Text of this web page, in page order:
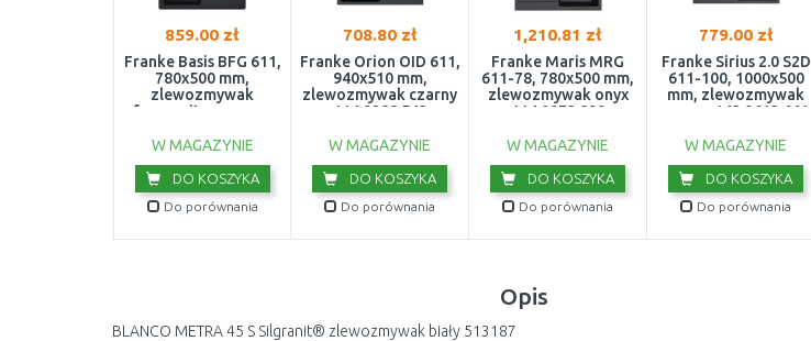
859.00 zł
Franke Basis BFG 611,
780x500 mm,
zlewozmywak
fragranitowy, onyx
W MAGAZYNIE
DO KOSZYKA
Do porównania
708.80 zł
Franke Orion OID 611,
940x510 mm,
zlewozmywak czarny
114.0288.543
W MAGAZYNIE
DO KOSZYKA
Do porównania
1,210.81 zł
Franke Maris MRG
611-78, 780x500 mm,
zlewozmywak onyx
114.0072.890
W MAGAZYNIE
DO KOSZYKA
Do porównania
779.00 zł
Franke Sirius 2.0 S2D
611-100, 1000x500
mm, zlewozmywak
czarny 143.0613.661
W MAGAZYNIE
DO KOSZYKA
Do porównania
Opis
BLANCO METRA 45 S Silgranit® zlewozmywak biały 513187